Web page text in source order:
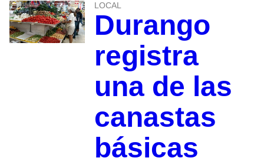
LOCAL
Durango
registra
una de las
canastas
básicas